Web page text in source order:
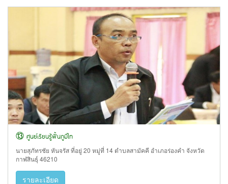
⑬ ศูนย์เรียนรู้ฟื้นภูมิไท
นายสุภัทรชัย หันจรัส ที่อยู่ 20 หมู่ที่ 14 ตำบลสามัคคี อำเภอร่องคำ จังหวัด
กาฬสินธุ์ 46210
รายละเอียด